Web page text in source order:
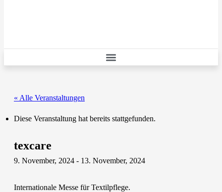
« Alle Veranstaltungen
Diese Veranstaltung hat bereits stattgefunden.
texcare
9. November, 2024 - 13. November, 2024
Internationale Messe für Textilpflege.